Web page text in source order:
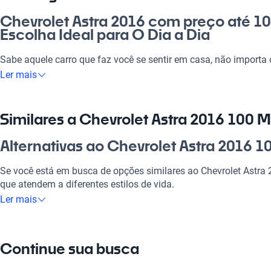
Chevrolet Astra 2016 com preço até
Escolha Ideal para O Dia a Dia
Sabe aquele carro que faz você se sentir em casa, não importa
2016 até 100 mil reais é a opção perfeita para quem busca
cidade ou pegar a estrada. Com um preço acessível, investir em
uma excelente decisão para quem não quer abrir mão da
Por que escolher Chevrolet Astra 2016
Tecnologia ao seu dispor
Desfrute da melhor tecnologia com Tecnología moderna,
Ler mais
Similares a Chevrolet Astra 2016 100
Alternativas ao Chevrolet Astra 2016
Se você está em busca de opções similares ao Chevrolet
que atendem a diferentes estilos de vida.
trabalho e lazer.
Ler mais
Continue sua busca